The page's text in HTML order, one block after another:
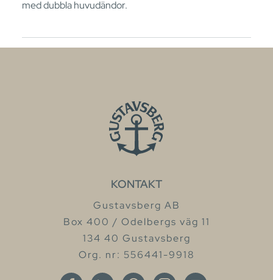
med dubbla huvudändor.
KONTAKT
Gustavsberg AB
Box 400 / Odelbergs väg 11
134 40 Gustavsberg
Org. nr: 556441-9918